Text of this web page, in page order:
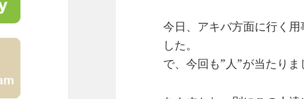
今日、アキバ方面に行く
した。
で、今回も”人”が当たりま